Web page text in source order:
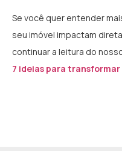
Se você quer entender
seu imóvel impactam
continuar a leitura do
7 ideias para transformar